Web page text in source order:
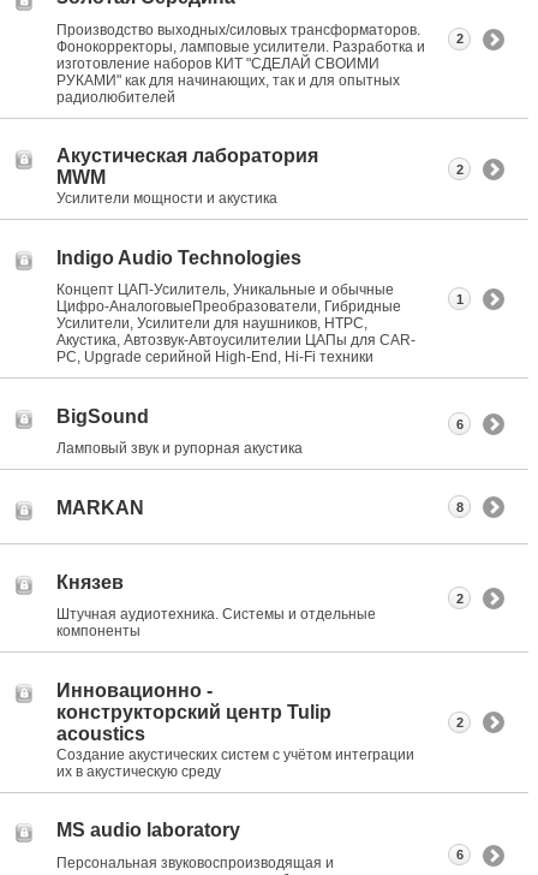
Производство выходных/силовых трансформаторов.
Фонокорректоры, ламповые усилители. Разработка и
изготовление наборов КИТ "СДЕЛАЙ СВОИМИ
РУКАМИ" как для начинающих, так и для опытных
радиолюбителей
2
Акустическая лаборатория
MWM
Усилители мощности и акустика
2
Indigo Audio Technologies
Концепт ЦАП-Усилитель, Уникальные и обычные
Цифро-АналоговыеПреобразователи, Гибридные
Усилители, Усилители для наушников, HTPC,
Акустика, Автозвук-Автоусилителии ЦАПы для CAR-
PC, Upgrade серийной High-End, Hi-Fi техники
1
BigSound
Ламповый звук и рупорная акустика
6
MARKAN 8
Князев
Штучная аудиотехника. Системы и отдельные
компоненты
2
Инновационно -
конструкторский центр Tulip
acoustics
Создание акустических систем с учётом интеграции
их в акустическую среду
2
MS audio laboratory
Персональная звуковоспроизводящая и
6